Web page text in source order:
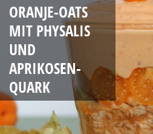
ORANJE-OATS
MIT PHYSALIS
UND
APRIKOSEN-
QUARK